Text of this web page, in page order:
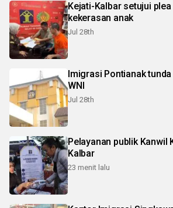
Kejati-Kalbar setujui
kekerasan anak
Jul 28th
Imigrasi Pontianak
WNI
Jul 28th
Pelayanan publik Kanwil
Kalbar
23 menit lalu